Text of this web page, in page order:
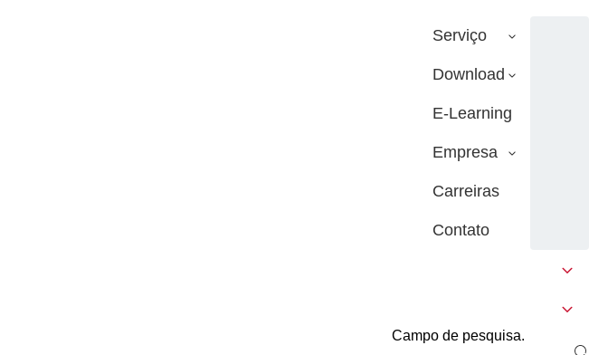
Serviço
Download
E-Learning
Empresa
Carreiras
Contato
Campo de pesquisa.